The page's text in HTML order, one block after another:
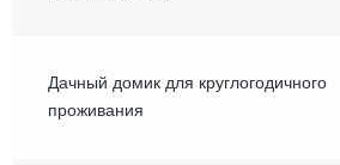
Дачный домик для круглогодичного
проживания